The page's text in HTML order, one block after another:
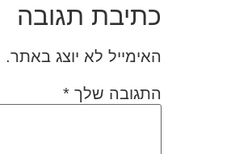
כתיבת תגובה
האימייל לא יוצג באתר.
התגובה שלך *